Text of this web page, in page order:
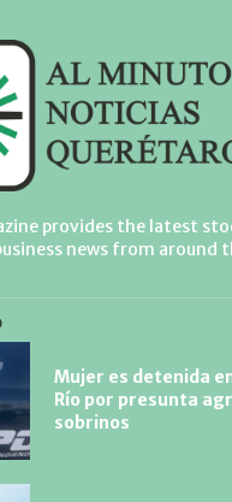
provides the latest
news from around
Mujer es detenida
Río por presunta
sobrinos